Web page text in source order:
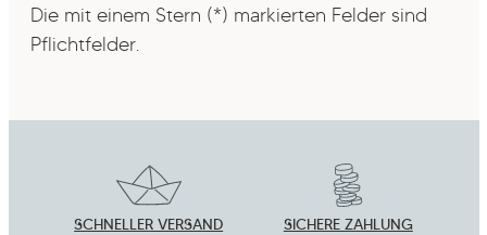
Die mit einem Stern (*) markierten Felder sind
Pflichtfelder.
SCHNELLER VERSAND SICHERE ZAHLUNG